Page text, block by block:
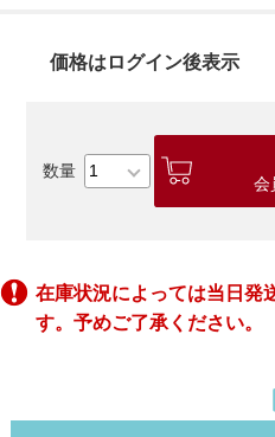
価格はログイン後表示
会
在庫状況によっては当日発
す。予めご了承ください。